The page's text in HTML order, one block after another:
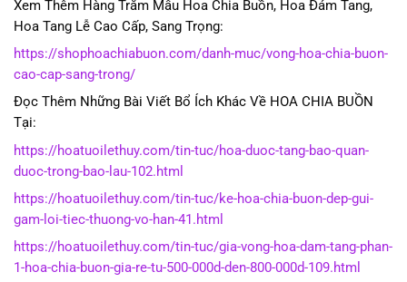
Xem Thêm Hàng Trăm Mẫu Hoa Chia Buồn, Hoa Đám Tang,
Hoa Tang Lễ Cao Cấp, Sang Trọng:
https://shophoachiabuon.com/danh-muc/vong-hoa-chia-buon-
cao-cap-sang-trong/
Đọc Thêm Những Bài Viết Bổ Ích Khác Về HOA CHIA BUỒN
Tại:
https://hoatuoilethuy.com/tin-tuc/hoa-duoc-tang-bao-quan-
duoc-trong-bao-lau-102.html
https://hoatuoilethuy.com/tin-tuc/ke-hoa-chia-buon-dep-gui-
gam-loi-tiec-thuong-vo-han-41.html
https://hoatuoilethuy.com/tin-tuc/gia-vong-hoa-dam-tang-phan-
1-hoa-chia-buon-gia-re-tu-500-000d-den-800-000d-109.html